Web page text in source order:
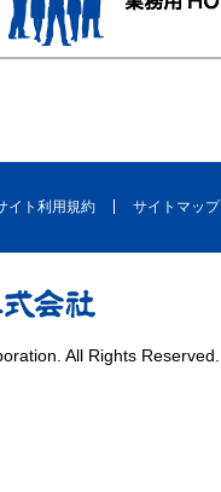
イト利用規約 サイトマップ
All Rights Reserved.